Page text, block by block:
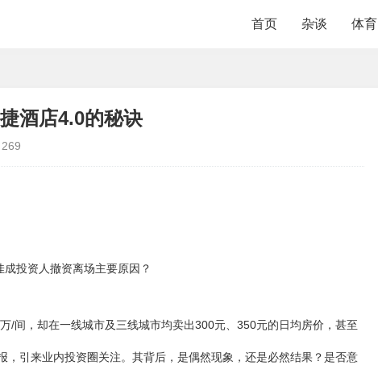
首页 杂谈 体育
酒店4.0的秘诀
269
投资人撤资离场主要原因？
/间，却在一线城市及三线城市均卖出300元、350元的日均房价，甚至
，引来业内投资圈关注。其背后，是偶然现象，还是必然结果？是否意